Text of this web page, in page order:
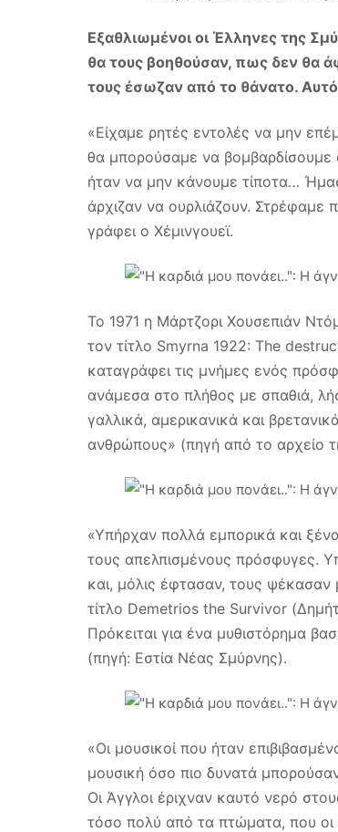
Εξαθλιωμένοι οι Έλληνες της
θα τους βοηθούσαν, πως δεν θα
τους έσωζαν από το θάνατο.
«Είχαμε ρητές εντολές να μην
θα μπορούσαμε να βομβαρδίσουμε
ήταν να μην κάνουμε τίποτα…
άρχιζαν να ουρλιάζουν. Στρέφαμε
γράφει ο Χέμινγουεϊ.
Το 1971 η Μάρτζορι Χουσεπιάν
τον τίτλο Smyrna 1922: The
καταγράφει τις μνήμες ενός
ανάμεσα στο πλήθος με σπαθιά,
γαλλικά, αμερικανικά και
ανθρώπους» (πηγή από το αρχείο
«Υπήρχαν πολλά εμπορικά και
τους απελπισμένους πρόσφυγες.
και, μόλις έφτασαν, τους
τίτλο Demetrios the Survivor
Πρόκειται για ένα μυθιστόρημα
(πηγή: Εστία Νέας Σμύρνης).
«Οι μουσικοί που ήταν
μουσική όσο πιο δυνατά
Οι Άγγλοι έριχναν καυτό νερό
τόσο πολύ από τα πτώματα, που οι